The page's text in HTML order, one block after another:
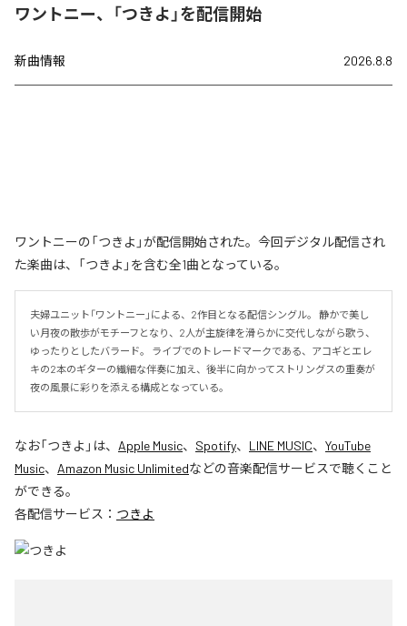
ワントニー、「つきよ」を配信開始
新曲情報 2026.8.8
ワントニーの「つきよ」が配信開始された。今回デジタル配信され
た楽曲は、「つきよ」を含む全1曲となっている。
夫婦ユニット「ワントニー」による、2作目となる配信シングル。 静かで美し
い月夜の散歩がモチーフとなり、2人が主旋律を滑らかに交代しながら歌う、
ゆったりとしたバラード。 ライブでのトレードマークである、アコギとエレ
キの2本のギターの繊細な伴奏に加え、後半に向かってストリングスの重奏が
夜の風景に彩りを添える構成となっている。
なお「つきよ 」は、 Apple Music、 Spotify、 LINE MUSIC、 YouTube
Music、 Amazon Music Unlimitedなどの音楽配信サービスで聴くこと
ができる。
各配信サービス： つきよ